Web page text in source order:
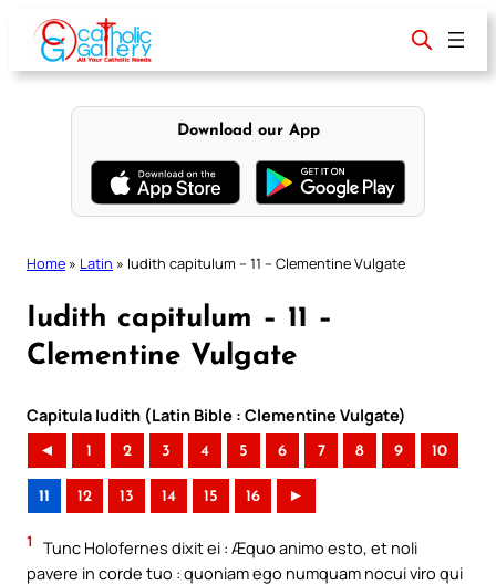
content
Download our App
Home » Latin » Iudith capitulum – 11 – Clementine Vulgate
Iudith capitulum – 11 –
Clementine Vulgate
Capitula Iudith (Latin Bible : Clementine Vulgate)
◄ 1 2 3 4 5 6 7 8 9 10
11 12 13 14 15 16 ►
1
Tunc Holofernes dixit ei : Æquo animo esto, et noli
pavere in corde tuo : quoniam ego numquam nocui viro qui